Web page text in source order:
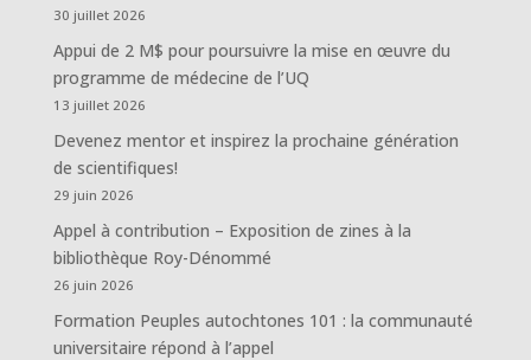
30 juillet 2026
Appui de 2 M$ pour poursuivre la mise en œuvre du
programme de médecine de l’UQ
13 juillet 2026
Devenez mentor et inspirez la prochaine génération
de scientifiques!
29 juin 2026
Appel à contribution – Exposition de zines à la
bibliothèque Roy-Dénommé
26 juin 2026
Formation Peuples autochtones 101 : la communauté
universitaire répond à l’appel